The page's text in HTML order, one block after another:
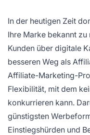
In der heutigen Zeit
Ihre Marke bekannt
Kunden über digitale
besseren Weg als
Affiliate-Marketing-
Flexibilität, mit dem
konkurrieren kann.
günstigsten
Einstiegshürden und